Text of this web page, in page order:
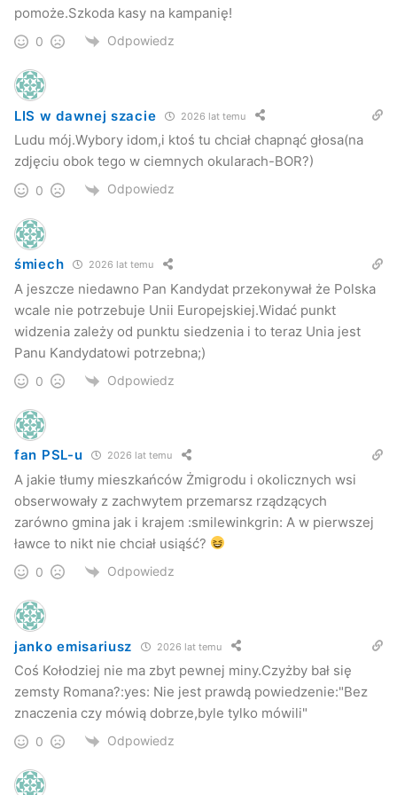
F. Miśkowicz
pomoże.Szkoda kasy na kampanię!
0 Odpowiedz
LIS w dawnej szacie 2026 lat temu
Ludu mój.Wybory idom,i ktoś tu chciał chapnąć głosa(na
zdjęciu obok tego w ciemnych okularach-BOR?)
0 Odpowiedz
śmiech 2026 lat temu
A jeszcze niedawno Pan Kandydat przekonywał że Polska
wcale nie potrzebuje Unii Europejskiej.Widać punkt
widzenia zależy od punktu siedzenia i to teraz Unia jest
Panu Kandydatowi potrzebna;)
0 Odpowiedz
fan PSL-u 2026 lat temu
A jakie tłumy mieszkańców Żmigrodu i okolicznych wsi
obserwowały z zachwytem przemarsz rządzących
zarówno gmina jak i krajem :smilewinkgrin: A w pierwszej
ławce to nikt nie chciał usiąść?
0 Odpowiedz
janko emisariusz 2026 lat temu
Coś Kołodziej nie ma zbyt pewnej miny.Czyżby bał się
zemsty Romana?:yes: Nie jest prawdą powiedzenie:"Bez
znaczenia czy mówią dobrze,byle tylko mówili"
0 Odpowiedz